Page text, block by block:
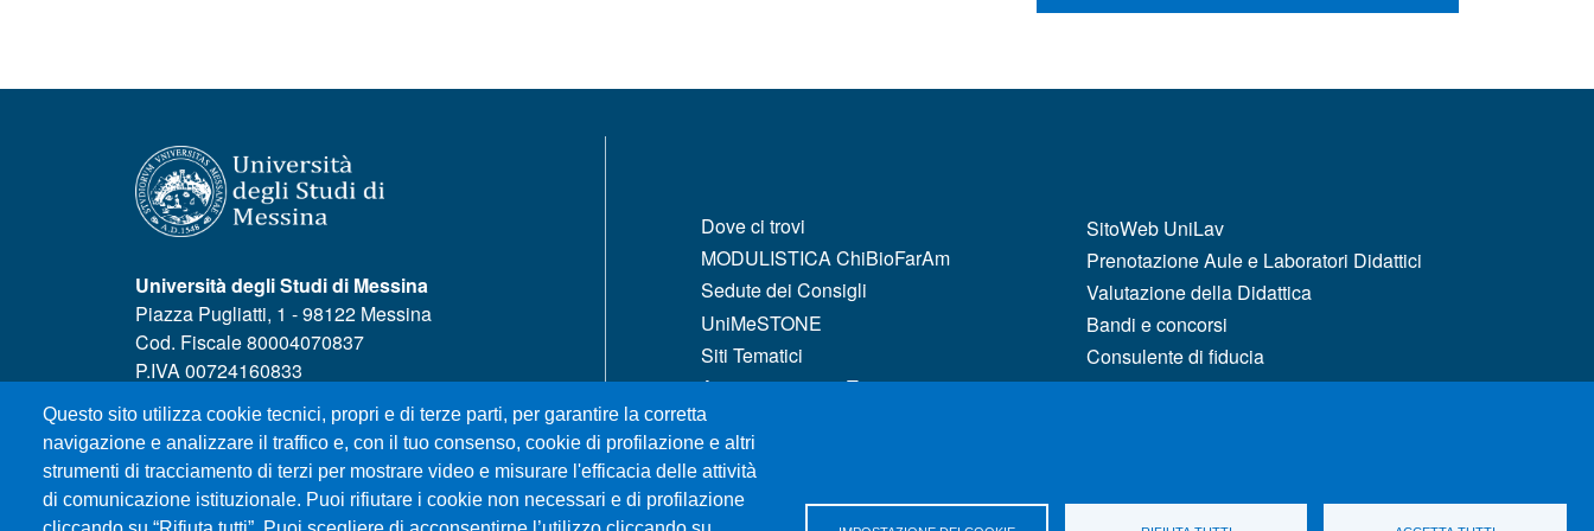
Questo sito utilizza cookie tecnici, propri e di terze parti, per garantire la corretta
navigazione e analizzare il traffico e, con il tuo consenso, cookie di profilazione e altri
strumenti di tracciamento di terzi per mostrare video e misurare l'efficacia delle attività
di comunicazione istituzionale. Puoi rifiutare i cookie non necessari e di profilazione
Università degli Studi di Messina
Piazza Pugliatti, 1 - 98122 Messina
Cod. Fiscale 80004070837
P.IVA 00724160833
MENÙ SOCIAL
Dove ci trovi
MODULISTICA ChiBioFarAm
Sedute dei Consigli
UniMeSTONE
Siti Tematici
Amministrazione Trasparente
Calendario Accademico
Mappa del sito
SitoWeb UniLav
Prenotazione Aule e Laboratori Didattici
Valutazione della Didattica
Bandi e concorsi
Consulente di fiducia
Servizi di trasporto